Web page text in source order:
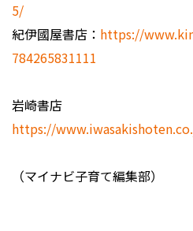
5/
紀伊國屋書店： https://
784265831111
岩崎書店
https://
（マイナビ子育て編集部）